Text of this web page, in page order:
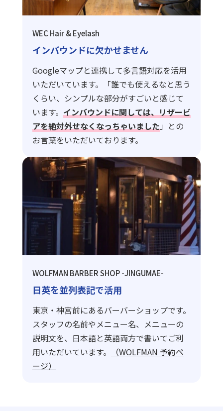
WEC Hair & Eyelash
インバウンドに欠かせません
Googleマップと連携して多言語対応を活用
いただいています。「誰でも使えるなと思う
くらい、シンプルな部分がすごいと感じて
います。 インバウンドに関しては、リザービ
アを絶対外せなくなっちゃいました」との
お言葉をいただいております。
WOLFMAN BARBER SHOP -JINGUMAE-
日英を並列表記で活用
東京・神宮前にあるバーバーショップです。
スタッフの名前やメニュー名、メニューの
説明文を、日本語と英語両方で書いてご利
用いただいています。
（WOLFMAN 予約ペ
ージ）